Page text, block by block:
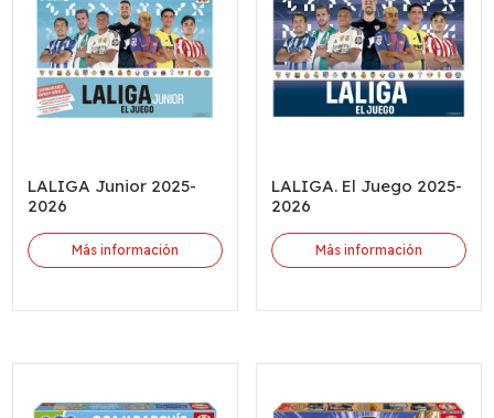
LALIGA Junior 2025-
2026
Más información
LALIGA. El Juego 2025-
2026
Más información